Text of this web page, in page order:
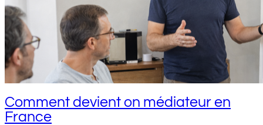
Comment devient on médiateur en
France